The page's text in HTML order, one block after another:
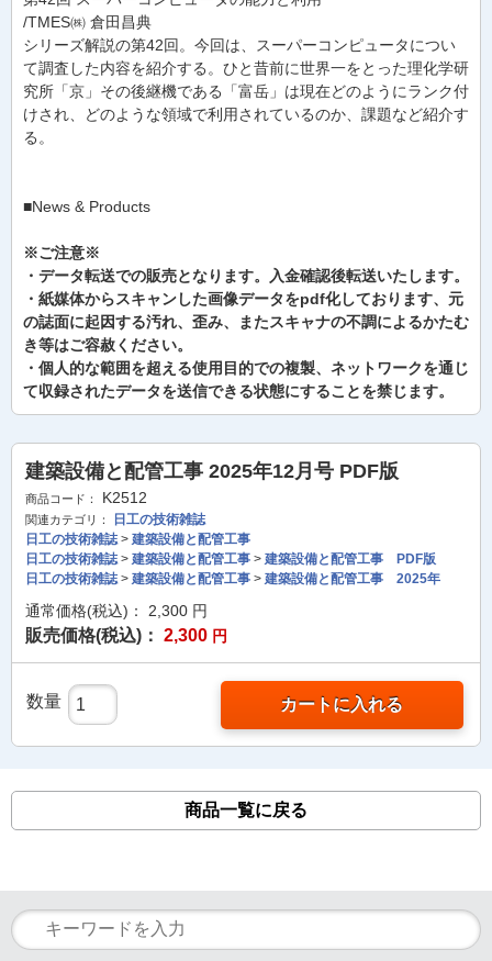
/TMES㈱ 倉田昌典
シリーズ解説の第42回。今回は、スーパーコンピュータについ
て調査した内容を紹介する。ひと昔前に世界一をとった理化学研
究所「京」その後継機である「富岳」は現在どのようにランク付
けされ、どのような領域で利用されているのか、課題など紹介す
る。
■News & Products
※ご注意※
・データ転送での販売となります。入金確認後転送いたします。
・紙媒体からスキャンした画像データをpdf化しております、元
の誌面に起因する汚れ、歪み、またスキャナの不調によるかたむ
き等はご容赦ください。
・個人的な範囲を超える使用目的での複製、ネットワークを通じ
て収録されたデータを送信できる状態にすることを禁じます。
建築設備と配管工事 2025年12月号 PDF版
商品コード： K2512
関連カテゴリ：
日工の技術雑誌
日工の技術雑誌> 建築設備と配管工事
日工の技術雑誌> 建築設備と配管工事 > 建築設備と配管工事 PDF版
日工の技術雑誌> 建築設備と配管工事 > 建築設備と配管工事 2025年
通常価格(税込)： 2,300 円
販売価格(税込)： 2,300 円
数量 カートに入れる
商品一覧に戻る